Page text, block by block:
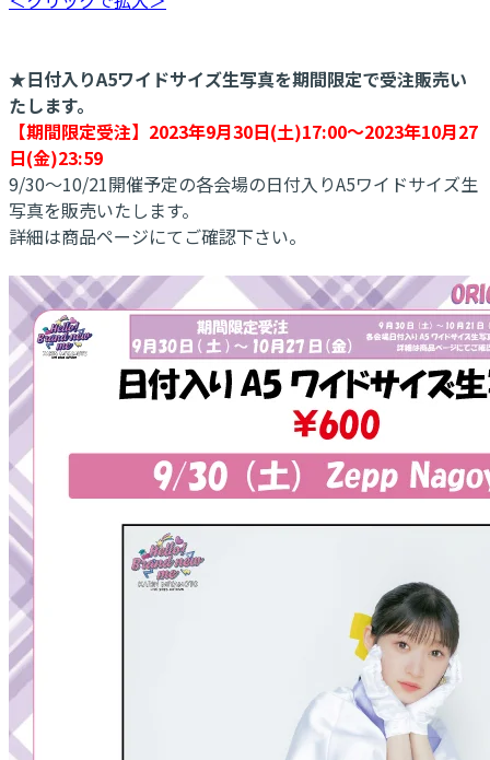
★日付入りA5ワイドサイズ生写真を期間限定で受注販売い
たします。
【期間限定受注】2023年9月30日(土)17:00～2023年10月27
日(金)23:59
9/30～10/21開催予定の各会場の日付入りA5ワイドサイズ生
写真を販売いたします。
詳細は商品ページにてご確認下さい。